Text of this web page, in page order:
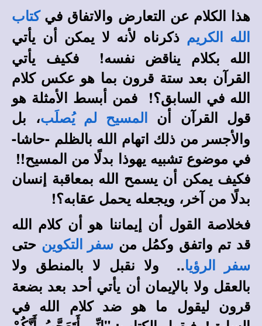
هذا الكلام عن التعارض والاتفاق فيكتاب
الله الكريم ذكرناه لأنه لا يمكن أن يأتي
الله بكلام يناقض نفسه! فكيف يأتي
القرآن بعد ستة قرون بما هو عكس كلام
الله في السابق؟! فمن أبسط الأمثلة هو
قول القرآن أن
المسيح لم يُصلَب، بل
والأجسر من ذلك اتهام الله بالظلم -حاشا-
في موضوع تشبيه يهوذا بدلًا من المسيح!!
فكيف يمكن أن يسمح الله بمعاقبة إنسان
بدلًا من آخر، ويجعله يحمل عقابه؟!
فخلاصة القول أن إيماننا هو أن كلام الله
قد تم واتفق وكمُل من سفر التكوين حتى
سفر الرؤيا.. ولا نقبل لا بالمنطق ولا
بالعقل ولا بالإيمان أن يأتي أحد بعد بضعة
قرون ليقول ما هو ضد كلام الله في